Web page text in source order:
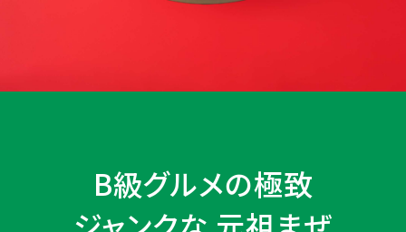
B級グルメの極致